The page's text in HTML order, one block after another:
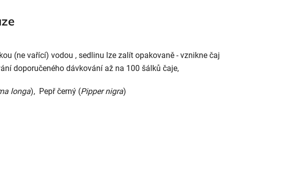
(ne vařící) vodou , sedlinu lze zalít opakovaně - vznikne čaj
doporučeného dávkování až na 100 šálků čaje,
longa), Pepř černý (Pipper nigra)